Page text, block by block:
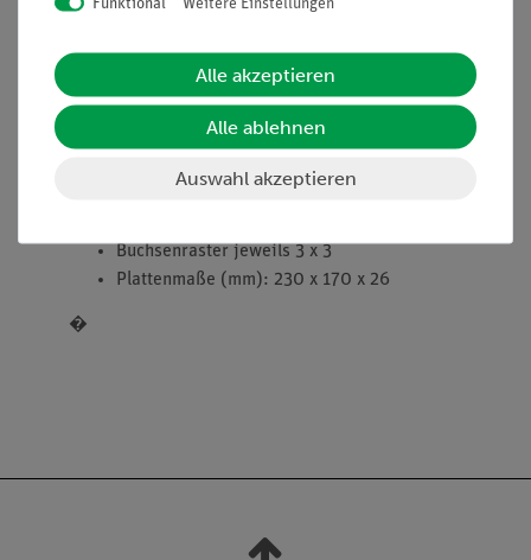
Schwalbenschwanzführungen zum Koppeln
Ausstattung und technische
Daten
108x 4-mm-Steckbuchsen
Buchsenraster jeweils 3 x 3
Plattenmaße (mm): 230 x 170 x 26
�
Alle akzeptieren
Alle ablehnen
Auswahl akzeptieren